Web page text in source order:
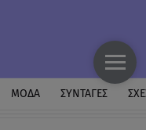
ΜΟΔΑ ΣΥΝΤΑΓΕΣ